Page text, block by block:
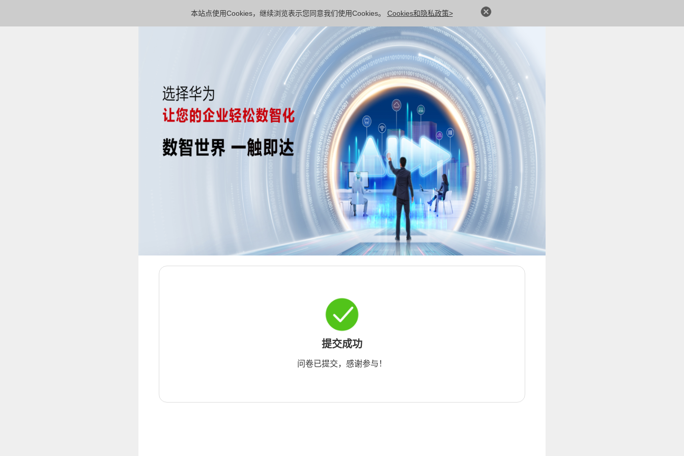
本站点使用Cookies，继续浏览表示您同意我们使用Cookies。 Cookies和隐私政策>
提交成功
问卷已提交，感谢参与！